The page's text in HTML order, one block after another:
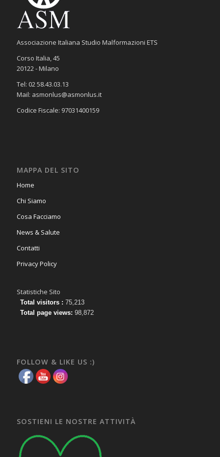
Associazione Italiana Studio Malformazioni ETS
Corso Italia, 45
20122 - Milano
Tel: 02 58.43.03.13
Mail: asmonlus@asmonlus.it
Codice Fiscale: 97031400159
MAPPA DEL SITO
Home
Chi Siamo
Cosa Facciamo
News & Salute
Contatti
Privacy Policy
Statistiche Sito
Total visitors : 75,213
Total page views: 98,872
FOLLOW & LIKE US :)
SOSTIENI LE NOSTRE ATTIVITÀ